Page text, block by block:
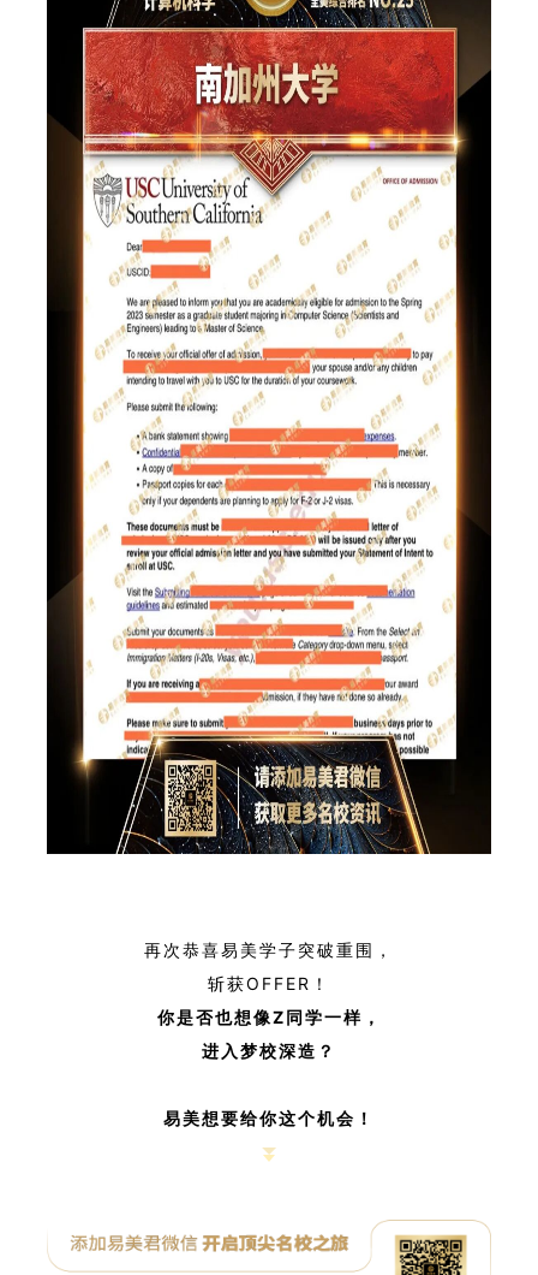
再次恭喜易美学子突破重围，
斩获OFFER！
你是否也想像Z同学一样，
进入梦校深造？
易美想要给你这个机会！